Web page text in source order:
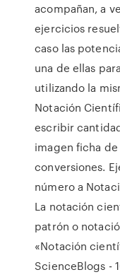
acompañan, a
ejercicios
caso las
una de ellas
utilizando la
Notación
escribir
imagen ficha
conversiones.
número a
La notación
patrón o
«Notación
ScienceBlogs -